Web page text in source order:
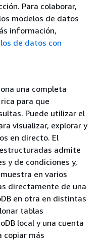
Para colaborar,
modelos de datos
información,
de datos con
una completa
para que
Puede utilizar el
visualizar, explorar y
en directo. El
admite
y de condiciones y,
en varios
directamente de una
en otra en distintas
tablas
local y una cuenta
copiar más